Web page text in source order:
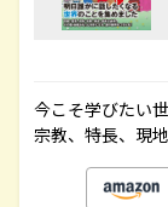
今こそ学びたい
宗教、特長、現